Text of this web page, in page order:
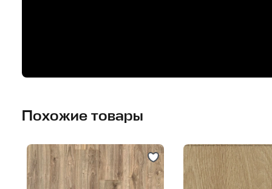
Похожие товары